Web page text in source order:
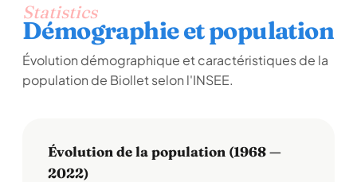
Statistics
Démographie et population
Évolution démographique et caractéristiques de la
population de Biollet selon l'INSEE.
Évolution de la population (1968 —
2022)